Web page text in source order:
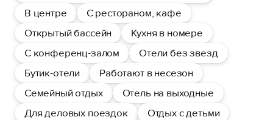
В центре
С рестораном, кафе
Открытый бассейн
Кухня в номере
С конференц-залом
Отели без звезд
Бутик-отели
Работают в несезон
Семейный отдых
Отель на выходные
Для деловых поездок
Отдых с детьми